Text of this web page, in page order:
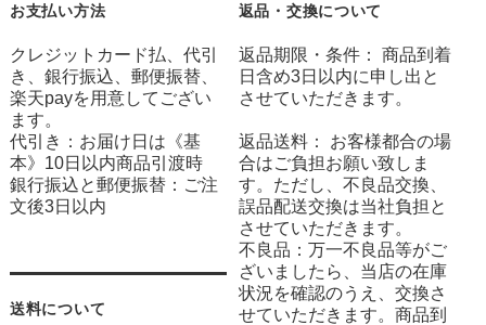
お支払い方法
クレジットカード払、代引
き、銀行振込、郵便振替、
楽天payを用意してござい
ます。
代引き：お届け日は《基
本》10日以内商品引渡時
銀行振込と郵便振替：ご注
文後3日以内
送料について
返品・交換について
返品期限・条件： 商品到着
日含め3日以内に申し出と
させていただきます。
返品送料： お客様都合の場
合はご負担お願い致しま
す。ただし、不良品交換、
誤品配送交換は当社負担と
させていただきます。
不良品：万一不良品等がご
ざいましたら、当店の在庫
状況を確認のうえ、交換さ
せていただきます。商品到